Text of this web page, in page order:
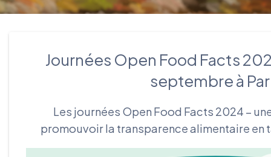
Journées Open Food Facts
septembre à
Les journées Open Food Facts 2024 –
promouvoir la transparence alimentaire en